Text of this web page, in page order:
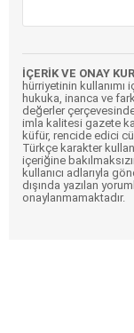
İÇERİK VE ONAY
hürriyetinin kullanımı
hukuka, inanca ve
değerler çerçevesinde
imla kalitesi gazete
küfür, rencide edici
Türkçe karakter
içeriğine
kullanıcı adlarıyla
dışında yazılan
onaylanmamaktadır.